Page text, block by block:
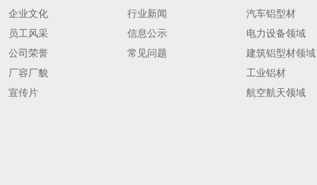
企业文化
员工风采
公司荣誉
厂容厂貌
宣传片
行业新闻
信息公示
常见问题
汽车铝型材
电力设备领域
建筑铝型材领域
工业铝材
航空航天领域